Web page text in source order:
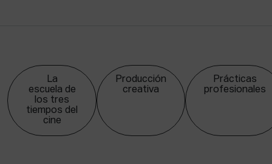
La
escuela de
los tres
tiempos del
cine
Producción
creativa
Prácticas
profesionales